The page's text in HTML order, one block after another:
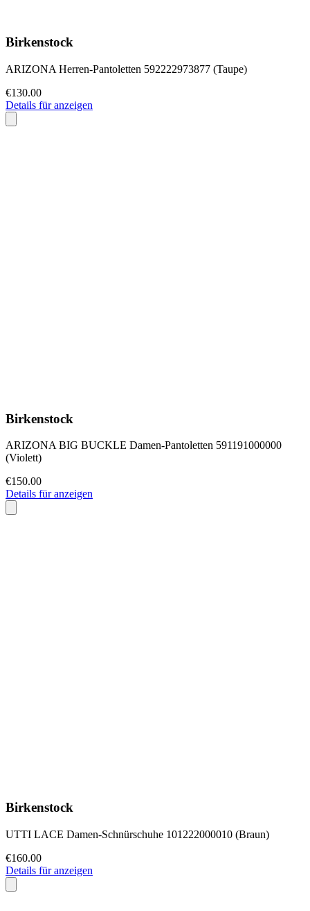
Birkenstock
ARIZONA Herren-Pantoletten 592222973877 (Taupe)
€130.00
Details für anzeigen
Birkenstock
ARIZONA BIG BUCKLE Damen-Pantoletten 591191000000
(Violett)
€150.00
Details für anzeigen
Birkenstock
UTTI LACE Damen-Schnürschuhe 101222000010 (Braun)
€160.00
Details für anzeigen